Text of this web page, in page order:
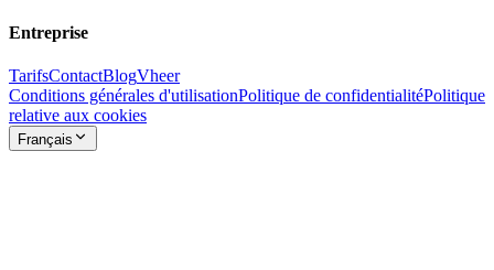
Entreprise
TarifsContactBlogVheer
Conditions générales d'utilisationPolitique de confidentialitéPolitique
relative aux cookies
Français